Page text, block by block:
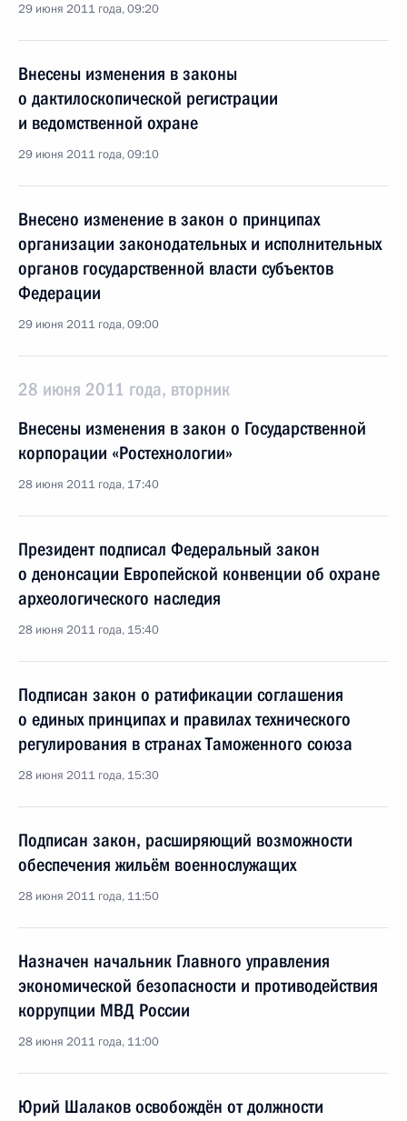
29 июня 2011 года, 09:20
Внесены изменения в законы
о дактилоскопической регистрации
и ведомственной охране
29 июня 2011 года, 09:10
Внесено изменение в закон о принципах
организации законодательных и исполнительных
органов государственной власти субъектов
Федерации
29 июня 2011 года, 09:00
28 июня 2011 года, вторник
Внесены изменения в закон о Государственной
корпорации «Ростехнологии»
28 июня 2011 года, 17:40
Президент подписал Федеральный закон
о денонсации Европейской конвенции об охране
археологического наследия
28 июня 2011 года, 15:40
Подписан закон о ратификации соглашения
о единых принципах и правилах технического
регулирования в странах Таможенного союза
28 июня 2011 года, 15:30
Подписан закон, расширяющий возможности
обеспечения жильём военнослужащих
28 июня 2011 года, 11:50
Назначен начальник Главного управления
экономической безопасности и противодействия
коррупции МВД России
28 июня 2011 года, 11:00
Юрий Шалаков освобождён от должности